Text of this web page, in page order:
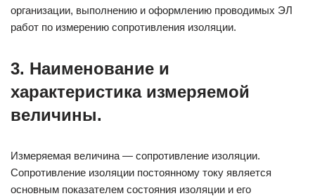
организации, выполнению и оформлению проводимых ЭЛ
работ по измерению сопротивления изоляции.
3. Наименование и
характеристика измеряемой
величины.
Измеряемая величина — сопротивление изоляции.
Сопротивление изоляции постоянному току является
основным показателем состояния изоляции и его